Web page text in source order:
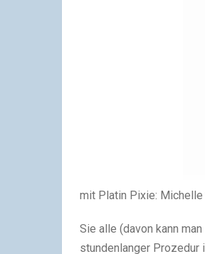
mit Platin Pixie:
Sie alle (davon kann
stundenlanger Prozedur